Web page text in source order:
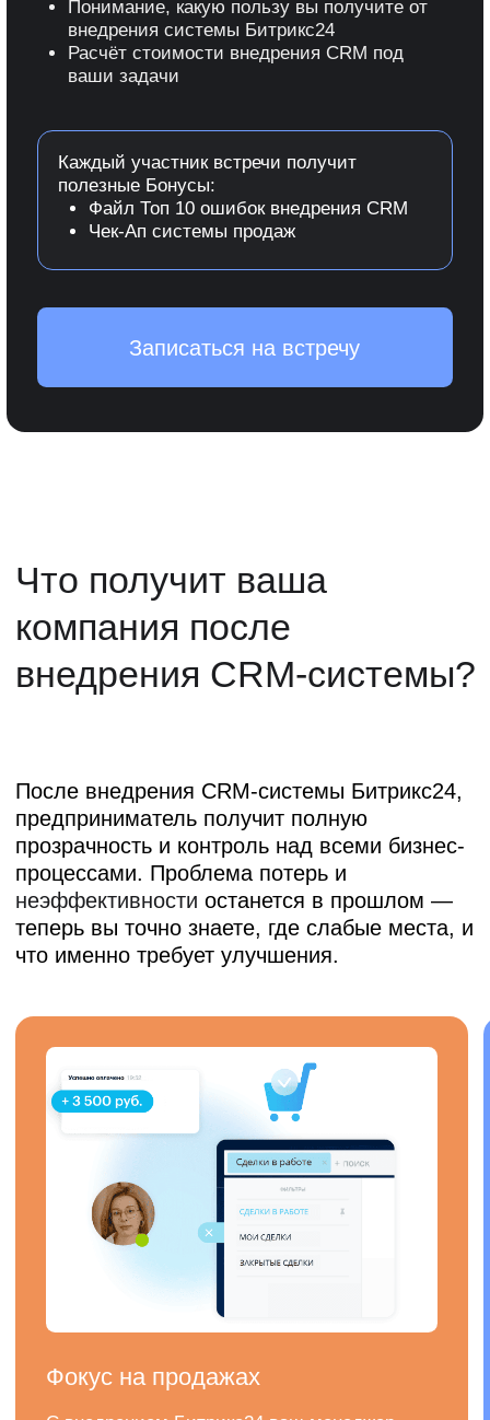
внедрению и обучению сотрудников.
Увеличивайте прибыль
с внедрением CRM!
Оставьте заявку на бесплатную консультацию,
где мы подробно обсудим ваш проект и
на новый уровень.